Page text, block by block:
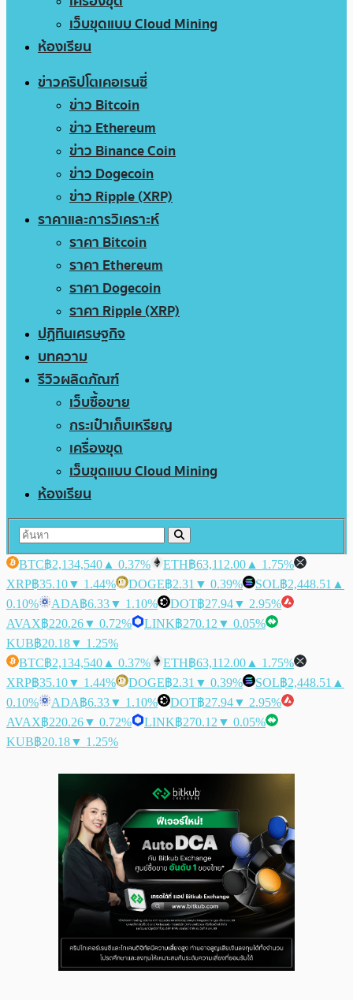
เว็บขุดแบบ Cloud Mining
ห้องเรียน
ข่าวคริปโตเคอเรนซี่
ข่าว Bitcoin
ข่าว Ethereum
ข่าว Binance Coin
ข่าว Dogecoin
ข่าว Ripple (XRP)
ราคาและการวิเคราะห์
ราคา Bitcoin
ราคา Ethereum
ราคา Dogecoin
ราคา Ripple (XRP)
ปฏิทินเศรษฐกิจ
บทความ
รีวิวผลิตภัณฑ์
เว็บซื้อขาย
กระเป๋าเก็บเหรียญ
เครื่องขุด
เว็บขุดแบบ Cloud Mining
ห้องเรียน
BTC฿2,134,540 ▲ 0.37% ETH฿63,112.00 ▲ 1.75%
XRP฿35.10▼ 1.44% DOGE฿2.31 ▼ 0.39% SOL฿2,448.51 ▲
0.10%
ADA฿6.33▼ 1.10% DOT฿27.94▼ 2.95%
AVAX฿220.26▼ 0.72% LINK฿270.12 ▼ 0.05%
KUB฿20.18▼ 1.25%
BTC฿2,134,540 ▲ 0.37% ETH฿63,112.00 ▲ 1.75%
XRP฿35.10▼ 1.44% DOGE฿2.31 ▼ 0.39% SOL฿2,448.51 ▲
0.10%
ADA฿6.33▼ 1.10% DOT฿27.94▼ 2.95%
AVAX฿220.26▼ 0.72% LINK฿270.12 ▼ 0.05%
KUB฿20.18▼ 1.25%